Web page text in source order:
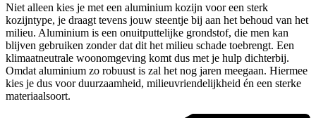
Niet alleen kies je met een aluminium kozijn voor een sterk
kozijntype, je draagt tevens jouw steentje bij aan het behoud van het
milieu. Aluminium is een onuitputtelijke grondstof, die men kan
blijven gebruiken zonder dat dit het milieu schade toebrengt. Een
klimaatneutrale woonomgeving komt dus met je hulp dichterbij.
Omdat aluminium zo robuust is zal het nog jaren meegaan. Hiermee
kies je dus voor duurzaamheid, milieuvriendelijkheid én een sterke
materiaalsoort.